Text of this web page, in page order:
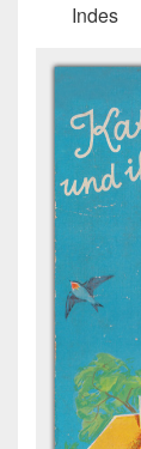
Indes